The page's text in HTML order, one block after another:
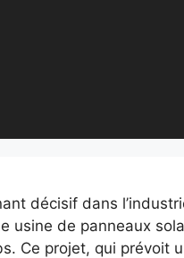
décisif dans
usine de panneaux
Ce projet, qui prévoit